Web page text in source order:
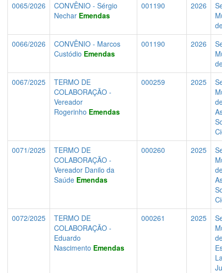
0065/2026
CONVÊNIO - Sérgio
Nechar Emendas
001190 2026
0066/2026
CONVÊNIO - Marcos
Custódio Emendas
001190 2026
0067/2025
TERMO DE
COLABORAÇÃO -
Vereador
Rogerinho Emendas
000259 2025
0071/2025
TERMO DE
COLABORAÇÃO -
Vereador Danilo da
Saúde Emendas
000260 2025
0072/2025
TERMO DE
COLABORAÇÃO -
Eduardo
Nascimento Emendas
000261 2025